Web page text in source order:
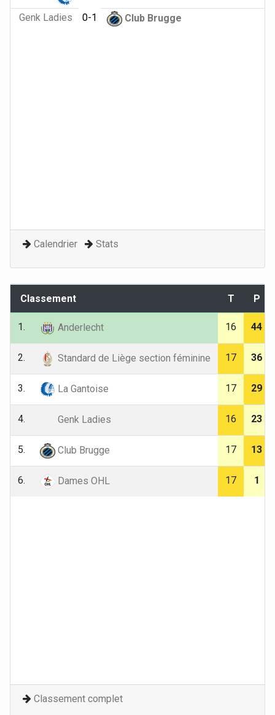
Genk Ladies 0-1 Club Brugge
Calendrier Stats
Classement T P
1. Anderlecht 16 44
2. Standard de Liège section féminine 17 36
3. La Gantoise 17 29
4. Genk Ladies 16 23
5. Club Brugge 17 13
6. Dames OHL 17 1
Classement complet